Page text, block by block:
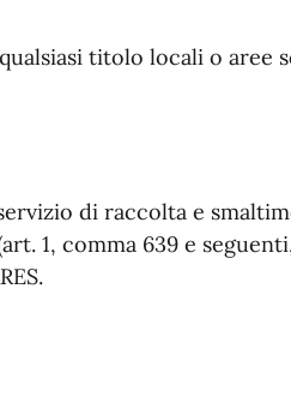
titolo locali o aree
di raccolta e
1, comma 639 e